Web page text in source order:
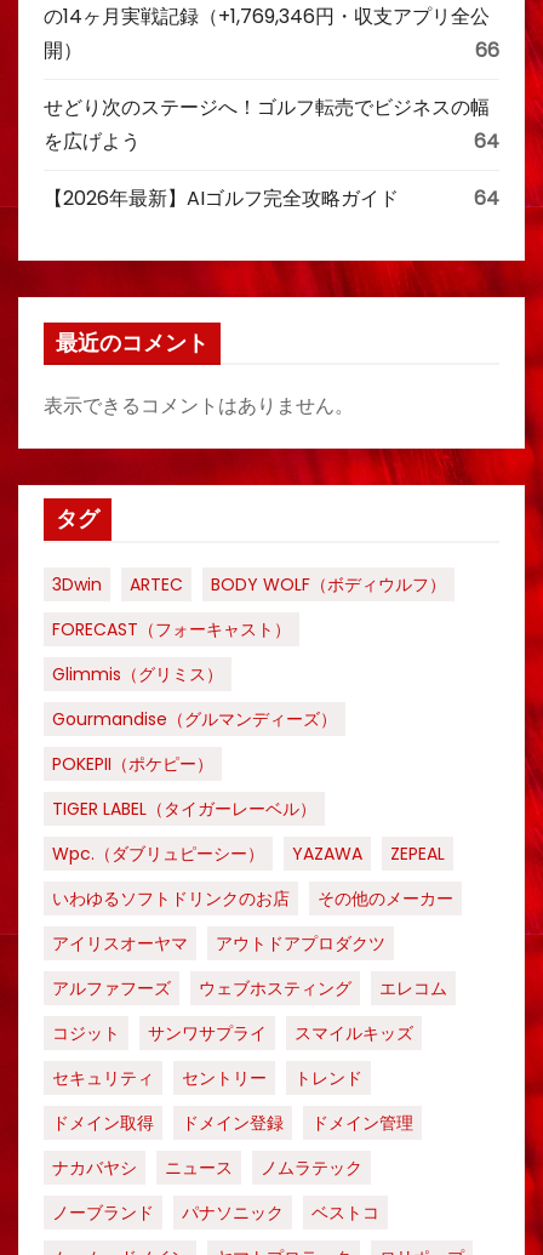
の14ヶ月実戦記録（+1,769,346円・収支アプリ全公
開）
66
せどり次のステージへ！ゴルフ転売でビジネスの幅
を広げよう
64
【2026年最新】AIゴルフ完全攻略ガイド 64
最近のコメント
表示できるコメントはありません。
タグ
3Dwin ARTEC
BODY WOLF（ボディウルフ）
FORECAST（フォーキャスト）
Glimmis（グリミス）
Gourmandise（グルマンディーズ）
POKEPII（ポケピー）
TIGER LABEL（タイガーレーベル）
Wpc.（ダブリュピーシー）
YAZAWA
ZEPEAL
いわゆるソフトドリンクのお店
その他のメーカー
アイリスオーヤマ
アウトドアプロダクツ
アルファフーズ
ウェブホスティング
エレコム
コジット
サンワサプライ
スマイルキッズ
セキュリティ
セントリー
トレンド
ドメイン取得
ドメイン登録
ドメイン管理
ナカバヤシ
ニュース
ノムラテック
ノーブランド
パナソニック
ベストコ